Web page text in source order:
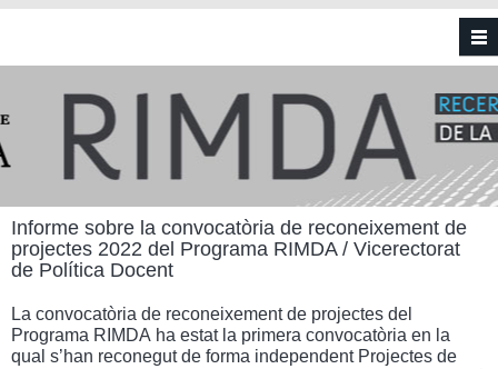
Vés al contingut
Informe sobre la convocatòria de reconeixement de
projectes 2022 del Programa RIMDA / Vicerectorat
de Política Docent
La convocatòria de reconeixement de projectes del
Programa RIMDA ha estat la primera convocatòria en la
qual s’han reconegut de forma independent Projectes de